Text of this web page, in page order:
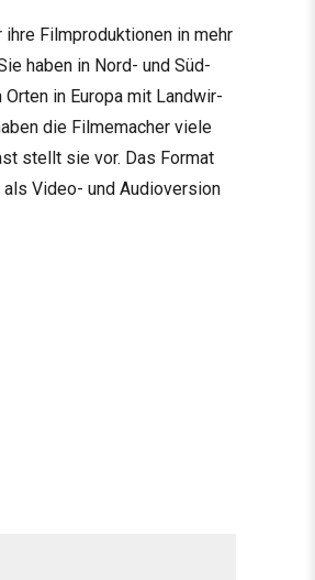
Film­pro­duk­tio­nen in mehr
haben in Nord- und Süd­
Orten in Europa mit Land­wir­
die Fil­me­ma­cher viele
stellt sie vor. Das For­mat
als Video- und Audio­ver­sion